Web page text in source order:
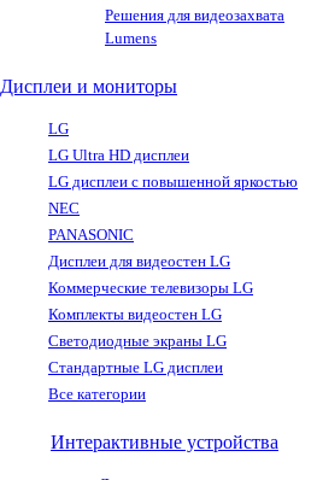
Решения для видеозахвата
Lumens
Дисплеи и мониторы
LG
LG Ultra HD дисплеи
LG дисплеи с повышенной яркостью
NEC
PANASONIC
Дисплеи для видеостен LG
Коммерческие телевизоры LG
Комплекты видеостен LG
Светодиодные экраны LG
Стандартные LG дисплеи
Все категории
Интерактивные устройства